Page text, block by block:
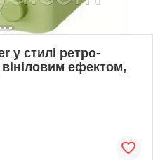
у стилі ретро-
ефектом,